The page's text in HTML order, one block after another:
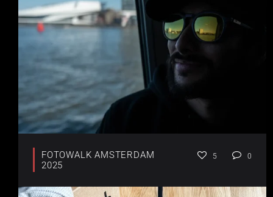
FOTOWALK AMSTERDAM
2025
5 0